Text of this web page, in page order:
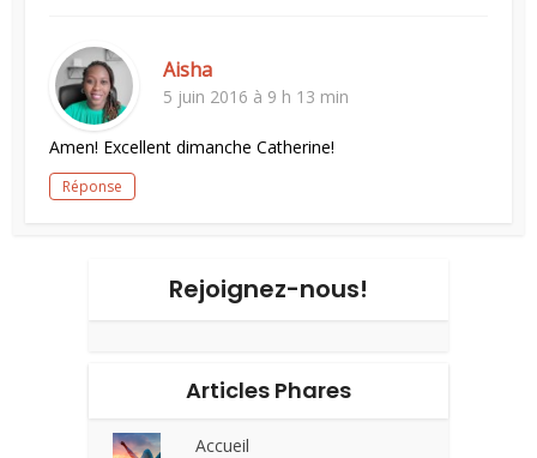
Aisha
5 juin 2016 à 9 h 13 min
Amen! Excellent dimanche Catherine!
Réponse
Rejoignez-nous!
Articles Phares
Accueil